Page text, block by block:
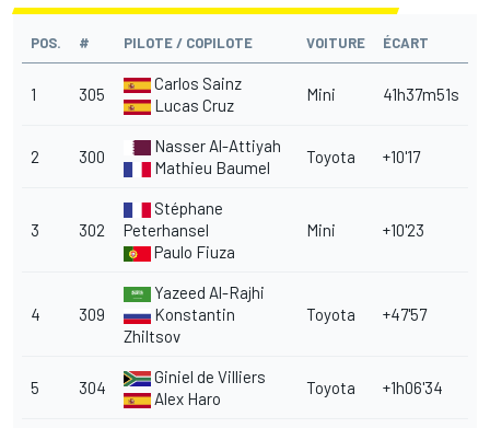
POS. # PILOTE / COPILOTE VOITURE ÉCART
1 305
Carlos Sainz
Lucas Cruz
Mini 41h37m51s
2 300
Nasser Al-Attiyah
Mathieu Baumel
Toyota +10'17
3 302
Stéphane
Peterhansel
Paulo Fiuza
Mini +10'23
4 309
Yazeed Al-Rajhi
Konstantin
Zhiltsov
Toyota +47'57
5 304
Giniel de Villiers
Alex Haro
Toyota +1h06'34